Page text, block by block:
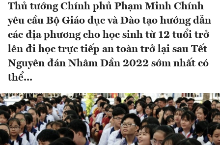
Thủ tướng Chính phủ Phạm Minh Chính
yêu cầu Bộ Giáo dục và Đào tạo hướng dẫn
các địa phương cho học sinh từ 12 tuổi trở
lên đi học trực tiếp an toàn trở lại sau Tết
Nguyên đán Nhâm Dần 2022 sớm nhất có
thể...